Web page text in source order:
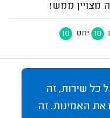
מצויין ממש!
10 יחס 10
כל שירות, זה
את האמינות. זה